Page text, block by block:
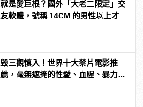
就是愛巨根？國外「大老二限定」交
友軟體，號稱 14CM 的男性以上才給
毀三觀慎入！世界十大禁片電影推
薦，毫無遮掩的性愛、血腥、暴力、